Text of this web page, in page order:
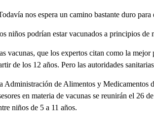
nos espera un camino bastante duro
niños podrían estar vacunados a principios de
vacunas, que los expertos citan como la
de los 12 años. Pero las autoridades
Administración de Alimentos y Medicamentos
en materia de vacunas se reunirán el 26
niños de 5 a 11 años.